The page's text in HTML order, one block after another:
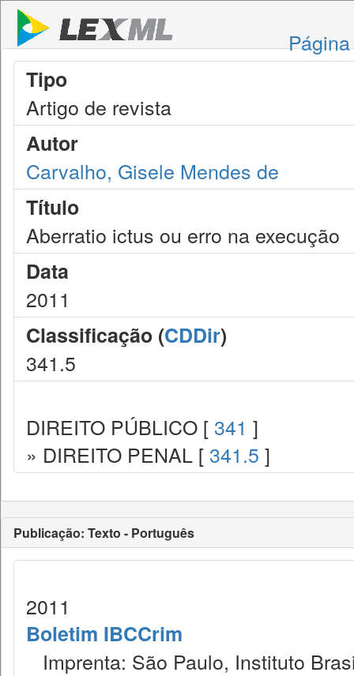
Tipo
Artigo de revista
Autor
Carvalho, Gisele Mendes de
Título
Aberratio ictus ou erro na execução
Data
2011
Classificação (CDDir)
341.5
DIREITO PÚBLICO [ 341 ]
» DIREITO PENAL [ 341.5 ]
Publicação: Texto - Português
2011
Boletim IBCCrim
Imprenta: São Paulo, Instituto